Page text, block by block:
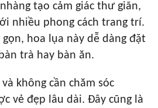
tạo cảm giác thư giãn,
nhiều phong cách trang trí.
hoa lụa này dễ dàng đặt
trà hay bàn ăn.
không cần chăm sóc
vẻ đẹp lâu dài. Đây cũng là